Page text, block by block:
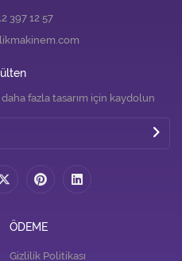
397 12 57
fazla tasarım için kaydolun
ÖDEME
Gizlilik Politikası